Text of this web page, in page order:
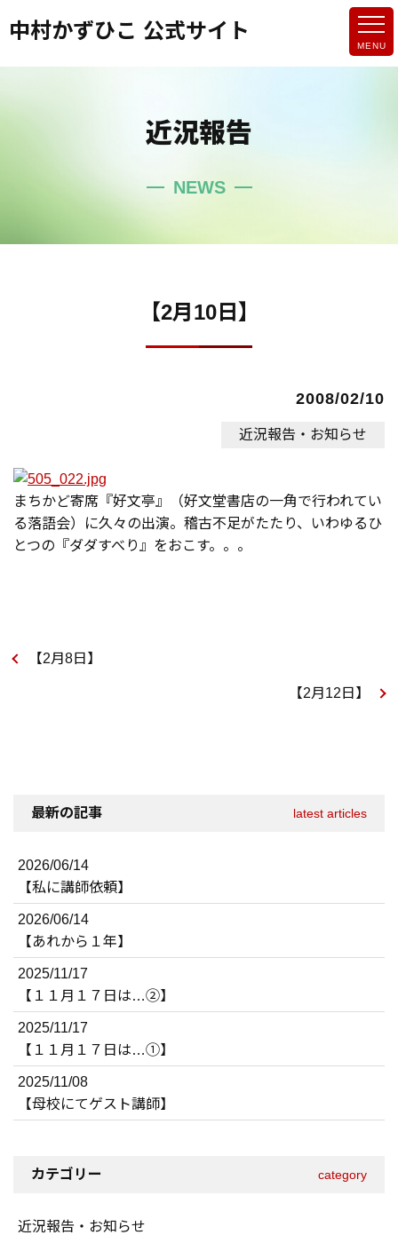
中村かずひこ 公式サイト
近況報告
NEWS
【2月10日】
2008/02/10
近況報告・お知らせ
まちかど寄席『好文亭』（好文堂書店の一角で行われてい
る落語会）に久々の出演。稽古不足がたたり、いわゆるひ
とつの『ダダすべり』をおこす。。。
【2月8日】
【2月12日】
最新の記事 latest articles
2026/06/14
【私に講師依頼】
2026/06/14
【あれから１年】
2025/11/17
【１１月１７日は…②】
2025/11/17
【１１月１７日は…①】
2025/11/08
【母校にてゲスト講師】
カテゴリー category
近況報告・お知らせ